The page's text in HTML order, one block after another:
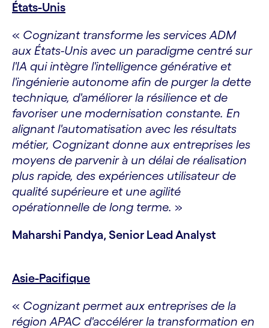
États-Unis
« Cognizant transforme les services ADM
aux États-Unis avec un paradigme centré sur
l'IA qui intègre l'intelligence générative et
l'ingénierie autonome afin de purger la dette
technique, d'améliorer la résilience et de
favoriser une modernisation constante. En
alignant l'automatisation avec les résultats
métier, Cognizant donne aux entreprises les
moyens de parvenir à un délai de réalisation
plus rapide, des expériences utilisateur de
qualité supérieure et une agilité
opérationnelle de long terme. »
Maharshi Pandya, Senior Lead Analyst
Asie-Pacifique
« Cognizant permet aux entreprises de la
région APAC d'accélérer la transformation en